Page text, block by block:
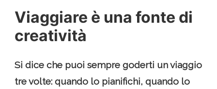
Viaggiare è una fonte di
creatività
Si dice che puoi sempre goderti un viaggio
tre volte: quando lo pianifichi, quando lo